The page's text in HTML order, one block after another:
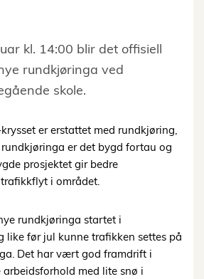
kl. 14:00 blir det offisiell
rundkjøringa ved
skole.
er erstattet med rundkjøring,
er det bygd fortau og
prosjektet gir bedre
i området.
rundkjøringa startet i
like før jul kunne trafikken settes på
Det har vært god framdrift i
arbeidsforhold med lite snø i